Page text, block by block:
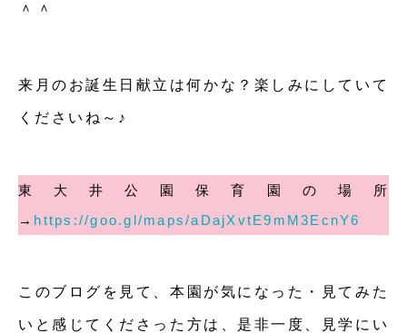
＾＾
来月のお誕生日献立は何かな？楽しみにしていて
くださいね～♪
東大井公園保育園の場所
→ https://goo.gl/maps/aDajXvtE9mM3EcnY6
このブログを見て、本園が気になった・見てみた
いと感じてくださった方は、是非一度、見学にい